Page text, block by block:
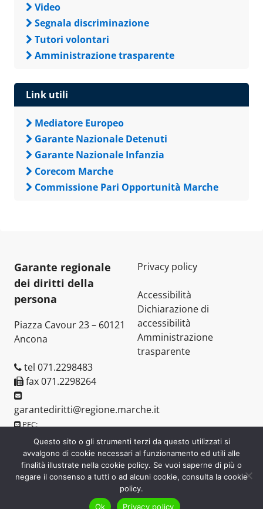
Video
Segnala discriminazione
Tutori volontari
Amministrazione trasparente
Link utili
Mediatore Europeo
Garante Nazionale Detenuti
Garante Nazionale Infanzia
Corecom Marche
Commissione Pari Opportunità Marche
Garante regionale
dei diritti della
persona
Piazza Cavour 23 – 60121
Ancona
tel 071.2298483
fax 071.2298264
garantediritti@regione.marche.it
PEC:
assemblea.marche.garantediritti@emarche.it
Privacy policy
Accessibilità
Dichiarazione di
accessibilità
Amministrazione
trasparente
Garante regionale dei diritti della persona © 2006-2026
Questo sito o gli strumenti terzi da questo utilizzati si
avvalgono di cookie necessari al funzionamento ed utili alle
finalità illustrate nella cookie policy. Se vuoi saperne di più o
negare il consenso a tutti o ad alcuni cookie, consulta la cookie
policy.
Ok
Privacy policy